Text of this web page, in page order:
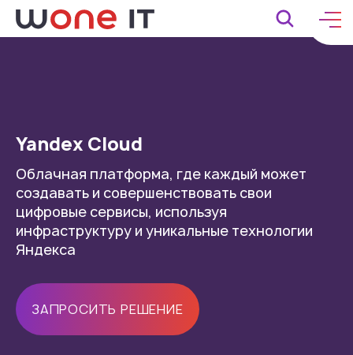
Yandex Cloud
Облачная платформа, где каждый может
создавать и совершенствовать свои
цифровые сервисы, используя
инфраструктуру и уникальные технологии
Яндекса
ЗАПРОСИТЬ РЕШЕНИЕ